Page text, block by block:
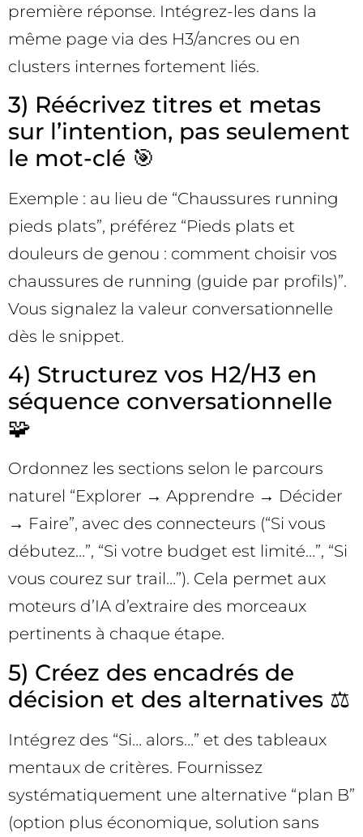
première réponse. Intégrez-les dans la
même page via des H3/ancres ou en
clusters internes fortement liés.
3) Réécrivez titres et metas
sur l’intention, pas seulement
le mot-clé 🎯
Exemple : au lieu de “Chaussures running
pieds plats”, préférez “Pieds plats et
douleurs de genou : comment choisir vos
chaussures de running (guide par profils)”.
Vous signalez la valeur conversationnelle
dès le snippet.
4) Structurez vos H2/H3 en
séquence conversationnelle
🧩
Ordonnez les sections selon le parcours
naturel “Explorer → Apprendre → Décider
→ Faire”, avec des connecteurs (“Si vous
débutez…”, “Si votre budget est limité…”, “Si
vous courez sur trail…”). Cela permet aux
moteurs d’IA d’extraire des morceaux
pertinents à chaque étape.
5) Créez des encadrés de
décision et des alternatives ⚖️
Intégrez des “Si… alors…” et des tableaux
mentaux de critères. Fournissez
systématiquement une alternative “plan B”
(option plus économique, solution sans